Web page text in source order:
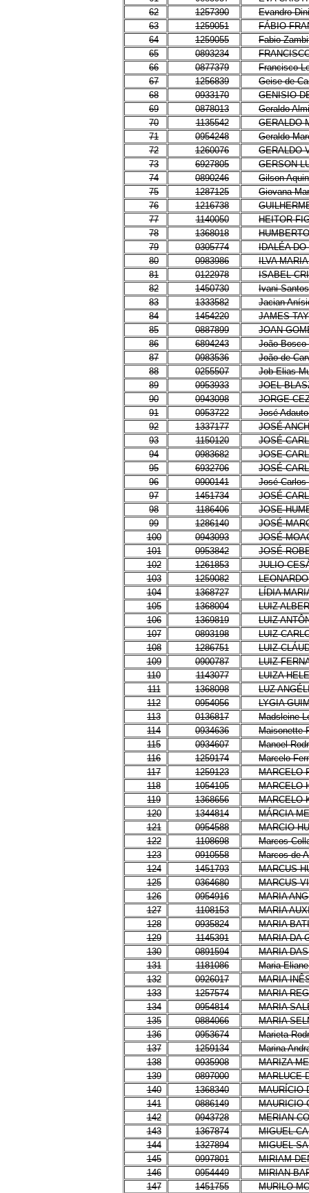
62
1257390
Evandro
63
1259051
FÁBIO
64
1259055
Fabio
65
0893234
66
0877379
Francisco
67
1256839
Geise de
68
0933170
GENISIO
69
0878013
Geraldo
70
1135542
GERALDO
71
0954248
Geraldo
72
1260076
GERALDO
73
6927805
GERSON
74
0890246
Gilson
75
1287125
Giovana
76
1216738
77
1140050
HEITOR
78
1368018
79
0305774
IDALÉA DO
80
0983986
ILVA
81
0122978
ISABEL
82
1450730
Ivani
83
1333582
Jacian
84
1454220
JAMES
85
0887899
JOAN
86
6894243
João Bosco
87
0983536
João de
88
0255507
Job Elias
89
0953933
JOEL
90
0943098
JORGE
91
0953722
José
92
1337177
JOSÉ
93
1150120
JOSÉ
94
0983682
JOSE
95
6932706
JOSÉ
96
0900141
José Carlos
97
1451734
JOSÉ
98
1186406
JOSE
99
1286140
JOSÉ
100
0943093
JOSÉ
101
0953842
JOSÉ
102
1261853
JULIO
103
1259082
104
1368727
LÍDIA
105
1368004
LUIZ
106
1369819
LUIZ
107
0893198
LUIZ
108
1286751
LUIZ
109
0900787
LUIZ
110
1143077
LUIZA
111
1368098
LUZ
112
0954056
LYGIA
113
0136817
Madsleine
114
0934636
Maisonette
115
0934607
Manoel
116
1259174
Marcelo
117
1259123
MARCELO
118
1054105
MARCELO
119
1368656
MARCELO
120
1344814
MÁRCIA
121
0954588
MARCIO
122
1108698
Marcos
123
0910558
Marcos de
124
1451793
MARCUS
125
0364680
MARCUS
126
0954916
MARIA
127
1108153
MARIA
128
0935824
MARIA
129
1145391
MARIA DA
130
0891594
MARIA
131
1181086
Maria
132
0926017
MARIA
133
1257574
MARIA
134
0954814
MARIA
135
0884066
MARIA
136
0953674
Marieta
137
1259134
Marina
138
0935908
MARIZA
139
0897000
MARLUCE
140
1368340
MAURÍCIO
141
0886149
MAURICIO
142
0943728
MERIAN
143
1367874
MIGUEL
144
1327894
MIGUEL
145
0997801
MIRIAM
146
0954449
MIRIAN
147
1451755
MURILO